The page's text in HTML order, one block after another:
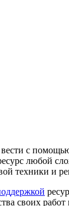
с
любой
техники и
своих работ